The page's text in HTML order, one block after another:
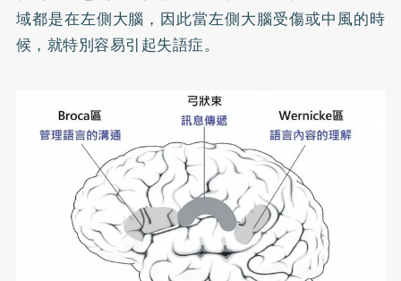
域都是在左側大腦，因此當左側大腦受傷或中風的時
候，就特別容易引起失語症。